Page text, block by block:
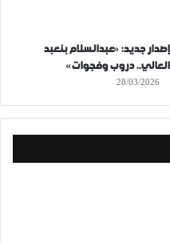
إصدار جديد: «عبدالسلام بنعبد
العالي.. دروب وفجوات»
28/03/2026